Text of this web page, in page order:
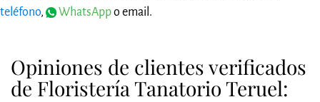
teléfono, WhatsAppo email.
Opiniones de clientes verificados
de Floristería Tanatorio Teruel: